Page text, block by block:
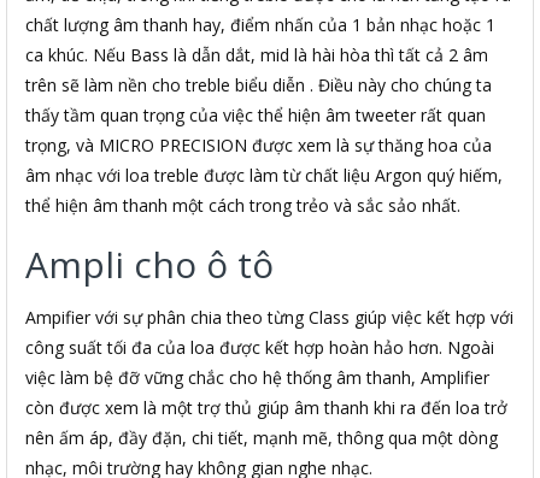
chất lượng âm thanh hay, điểm nhấn của 1 bản nhạc hoặc 1
ca khúc. Nếu Bass là dẫn dắt, mid là hài hòa thì tất cả 2 âm
trên sẽ làm nền cho treble biểu diễn . Điều này cho chúng ta
thấy tầm quan trọng của việc thể hiện âm tweeter rất quan
trọng, và MICRO PRECISION được xem là sự thăng hoa của
âm nhạc với loa treble được làm từ chất liệu Argon quý hiếm,
thể hiện âm thanh một cách trong trẻo và sắc sảo nhất.
Ampli cho ô tô
Ampifier với sự phân chia theo từng Class giúp việc kết hợp với
công suất tối đa của loa được kết hợp hoàn hảo hơn. Ngoài
việc làm bệ đỡ vững chắc cho hệ thống âm thanh, Amplifier
còn được xem là một trợ thủ giúp âm thanh khi ra đến loa trở
nên ấm áp, đầy đặn, chi tiết, mạnh mẽ, thông qua một dòng
nhạc, môi trường hay không gian nghe nhạc.